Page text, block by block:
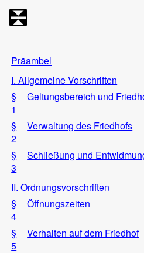
Präambel
I. Allgemeine Vorschriften
§
1
Geltungsbereich und
§
2
Verwaltung des Friedhofs
§
3
Schließung und
II. Ordnungsvorschriften
§
4
Öffnungszeiten
§
5
Verhalten auf dem Friedhof